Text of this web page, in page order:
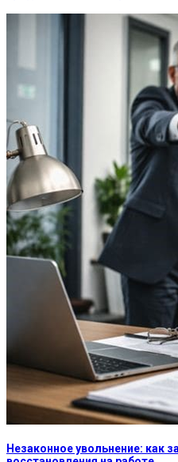
Незаконное увольнение: как